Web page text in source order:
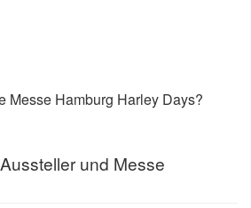
Messe Hamburg Harley Days?
und Messe